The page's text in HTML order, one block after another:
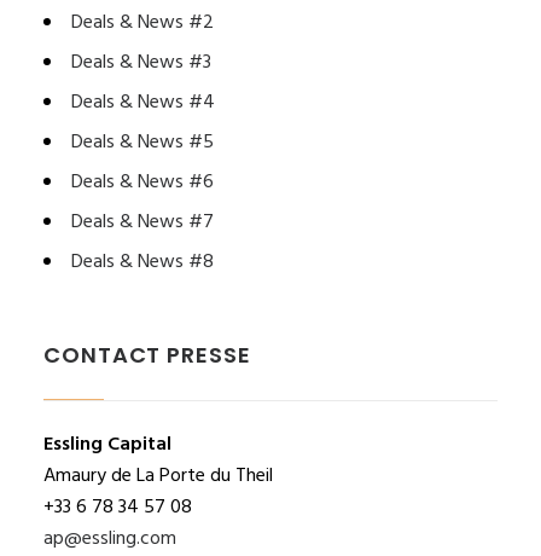
Deals & News #2
Deals & News #3
Deals & News #4
Deals & News #5
Deals & News #6
Deals & News #7
Deals & News #8
CONTACT PRESSE
Essling Capital
Amaury de La Porte du Theil
+33 6 78 34 57 08
ap@essling.com